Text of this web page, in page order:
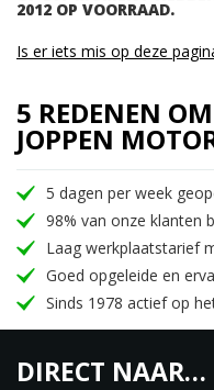
2012 OP VOORRAAD.
Is er iets mis op deze
5 REDENEN
JOPPEN
5 dagen per week
98% van onze klanten
Laag werkplaatstarief
Goed opgeleide en
Sinds 1978 actief op
DIRECT NAAR…